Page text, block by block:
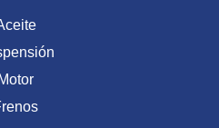
Motor